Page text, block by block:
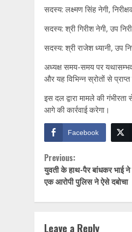
सदस्य: लक्ष्मण सिंह नेगी,
सदस्य: श्री गिरीश नेगी, उप
सदस्य: श्री राजेश ध्यानी, उप
अध्यक्ष समय-समय पर
और यह विभिन्न स्रोतों से
इस दल द्वारा मामले की
आगे की कार्रवाई करेगा।
Facebook
Continue
Reading
Previous:
युवती के हाथ-पैर बांधकर भाई ने
एक आरोपी पुलिस ने ऐसे दबोचा
Leave a Reply